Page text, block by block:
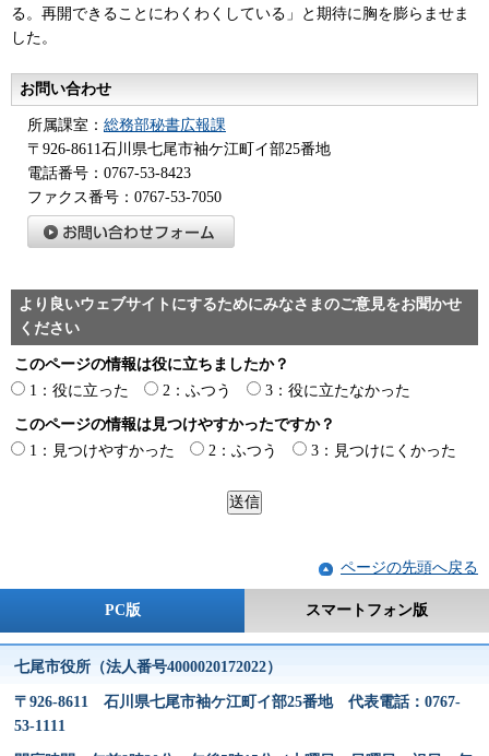
る。再開できることにわくわくしている」と期待に胸を膨らませま
した。
お問い合わせ
所属課室： 総務部秘書広報課
〒926-8611石川県七尾市袖ケ江町イ部25番地
電話番号：0767-53-8423
ファクス番号：0767-53-7050
より良いウェブサイトにするためにみなさまのご意見をお聞かせ
ください
このページの情報は役に立ちましたか？
1：役に立った
2：ふつう 3：役に立たなかった
このページの情報は見つけやすかったですか？
1：見つけやすかった
2：ふつう 3：見つけにくかった
ページの先頭へ戻る
PC版 スマートフォン版
七尾市役所（法人番号4000020172022）
〒926-8611 石川県七尾市袖ケ江町イ部25番地 代表電話：0767-
53-1111